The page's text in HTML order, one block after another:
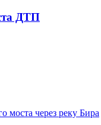
ДТП
моста через реку Бира